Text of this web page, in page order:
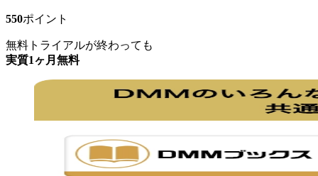
550ポイント
無料トライアルが終わっても
実質1ヶ月無料